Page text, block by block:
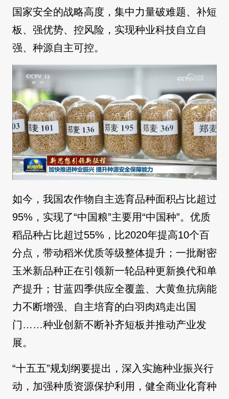
国家安全的战略高度，集中力量破难题、补短
板、强优势、控风险，实现种业科技自立自
强、种源自主可控。
如今，我国农作物自主选育品种面积占比超过
95%，实现了“中国粮”主要用“中国种”。优质
稻品种占比超过55%，比2020年提高10个百
分点，带动稻米优质等级整体提升；一批耐密
玉米新品种正在引领新一轮品种更新换代和单
产提升；甘蓝四季供应全覆盖、大黄鱼抗病能
力不断增强、自主培育的白羽肉鸡走出国
门……种业创新不断补齐短板并推动产业发
展。
“十五五”规划纲要提出，深入实施种业振兴行
动，加强种质资源保护利用，健全商业化育种